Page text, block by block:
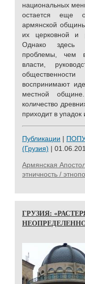
национальных
остается еще
армянской
их церковной и
Однако здесь
проблемы, чем
власти,
воспринимают
местной
количество
приходит в
Публикации |
(Грузия) |
Армянская
этничность /
ГРУЗИЯ: